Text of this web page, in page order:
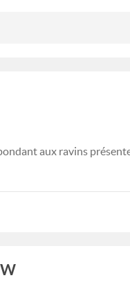
aux ravins